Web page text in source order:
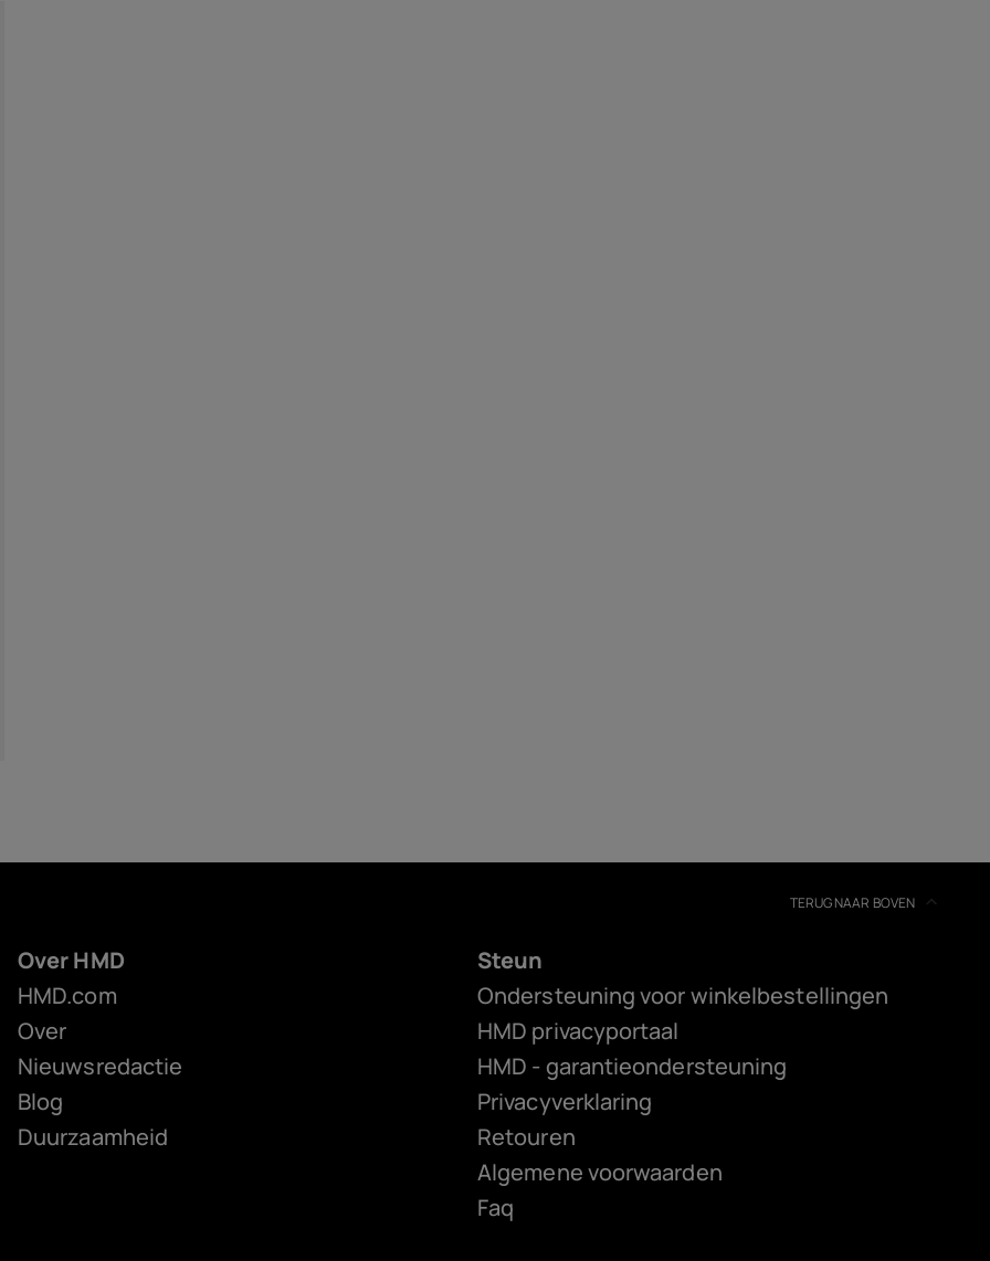
TERUG NAAR BOVEN
Over HMD
HMD.com
Over
Nieuwsredactie
Blog
Duurzaamheid
Steun
Ondersteuning voor winkelbestellingen
HMD privacyportaal
HMD - garantieondersteuning
Privacyverklaring
Retouren
Algemene voorwaarden
Faq